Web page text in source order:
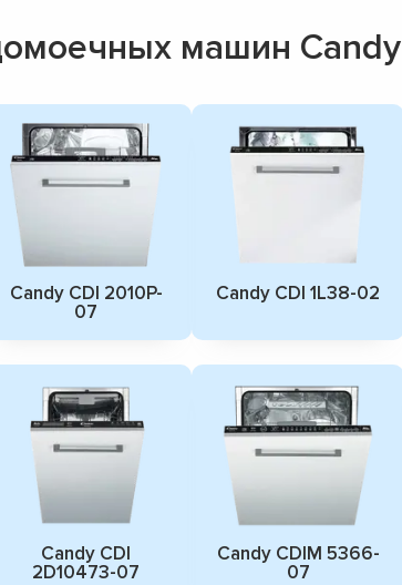
машин Candy
Candy CDI 2010P-
07
Candy CDI 1L38-02
Candy CDI
2D10473-07
Candy CDIM 5366-
07